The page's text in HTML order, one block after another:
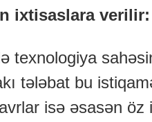
ixtisaslara verilir:
texnologiya
tələbat bu
isə əsasən öz